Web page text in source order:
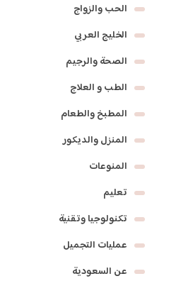
الحب والزواج
الخليج العربي
الصحة والرجيم
الطب و العلاج
المطبخ والطعام
المنزل والديكور
المنوعات
تعليم
تكنولوجيا وتقنية
عمليات التجميل
عن السعودية